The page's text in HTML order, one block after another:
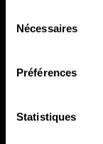
depuis la page
Nécessaires
Préférences
Statistiques
14 Pixels